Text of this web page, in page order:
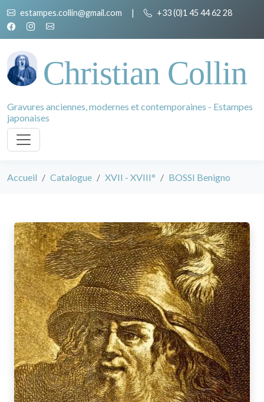
estampes.collin@gmail.com | +33 (0)1 45 44 62 28
Christian Collin
Gravures anciennes, modernes et contemporaines - Estampes
japonaises
Accueil Catalogue XVII - XVIII° BOSSI Benigno